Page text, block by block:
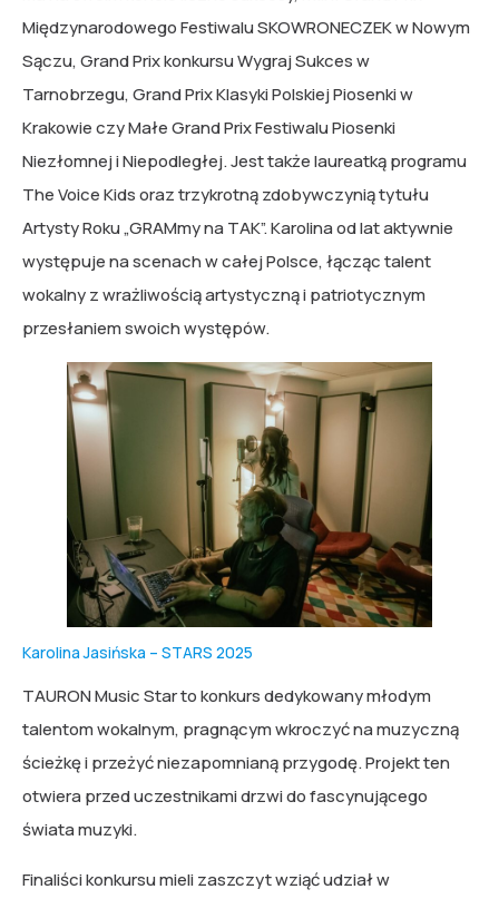
Międzynarodowego Festiwalu SKOWRONECZEK w Nowym
Sączu, Grand Prix konkursu Wygraj Sukces w
Tarnobrzegu, Grand Prix Klasyki Polskiej Piosenki w
Krakowie czy Małe Grand Prix Festiwalu Piosenki
Niezłomnej i Niepodległej. Jest także laureatką programu
The Voice Kids oraz trzykrotną zdobywczynią tytułu
Artysty Roku „GRAMmy na TAK”. Karolina od lat aktywnie
występuje na scenach w całej Polsce, łącząc talent
wokalny z wrażliwością artystyczną i patriotycznym
przesłaniem swoich występów.
Karolina Jasińska – STARS 2025
TAURON Music Star to konkurs dedykowany młodym
talentom wokalnym, pragnącym wkroczyć na muzyczną
ścieżkę i przeżyć niezapomnianą przygodę. Projekt ten
otwiera przed uczestnikami drzwi do fascynującego
świata muzyki.
Finaliści konkursu mieli zaszczyt wziąć udział w